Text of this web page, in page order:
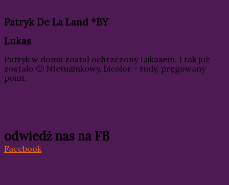
Patryk De La Land *BY
Lukas
Patryk w domu został ochrzczony Lukasem. I tak już
zostało 🙂 NIetuzinkowy, bicolor - rudy, pręgowany
point.
odwiedź nas na FB
Facebook